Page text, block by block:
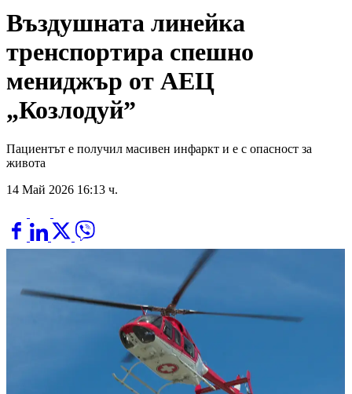
Въздушната линейка
тренспортира спешно
мениджър от АЕЦ
„Козлодуй”
Пациентът е получил масивен инфаркт и е с опасност за
живота
14 Май 2026 16:13 ч.